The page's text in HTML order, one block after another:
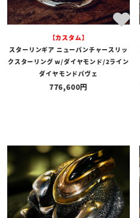
【カスタム】
スターリンギア ニューパンチャースリッ
クスターリング w/ダイヤモンド/2ライン
ダイヤモンドパヴェ
776,600